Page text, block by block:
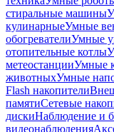
стиральные машины
кулинарныеУмные
обогревателиУмные
отопительные котлы
метеостанцииУмные
животныхУмные
Flash накопители
памятиСетевые
дискиНаблюдение и
видеонаблюдения